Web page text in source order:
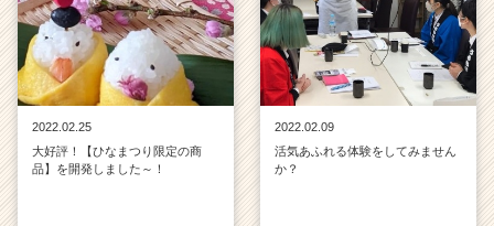
2022.02.25
大好評！【ひなまつり限定の商
品】を開発しました～！
2022.02.09
活気あふれる体験をしてみません
か？